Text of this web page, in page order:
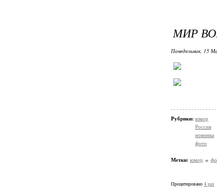
МИР
Понедельник, 15
Рубрики: юмор
Россия
новинка
фото
Метки: юмор
Процитировано 4 раз